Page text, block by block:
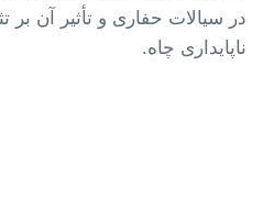
در سیالات حفاری و تأثیر آن بر
ناپایداری چاه.